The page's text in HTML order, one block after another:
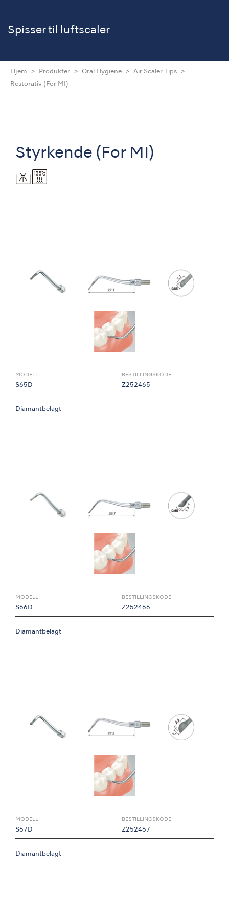
Spisser til luftscaler
Hjem Produkter Oral Hygiene Air Scaler Tips
Restorativ (For MI)
Styrkende (For MI)
MODELL:
S65D
BESTILLINGSKODE:
Z252465
Diamantbelagt
MODELL:
S66D
BESTILLINGSKODE:
Z252466
Diamantbelagt
MODELL:
S67D
BESTILLINGSKODE:
Z252467
Diamantbelagt